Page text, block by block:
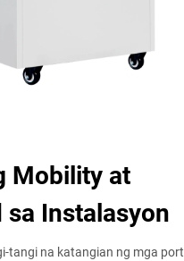
Mobility at
sa Instalasyon
tangi na katangian ng mga